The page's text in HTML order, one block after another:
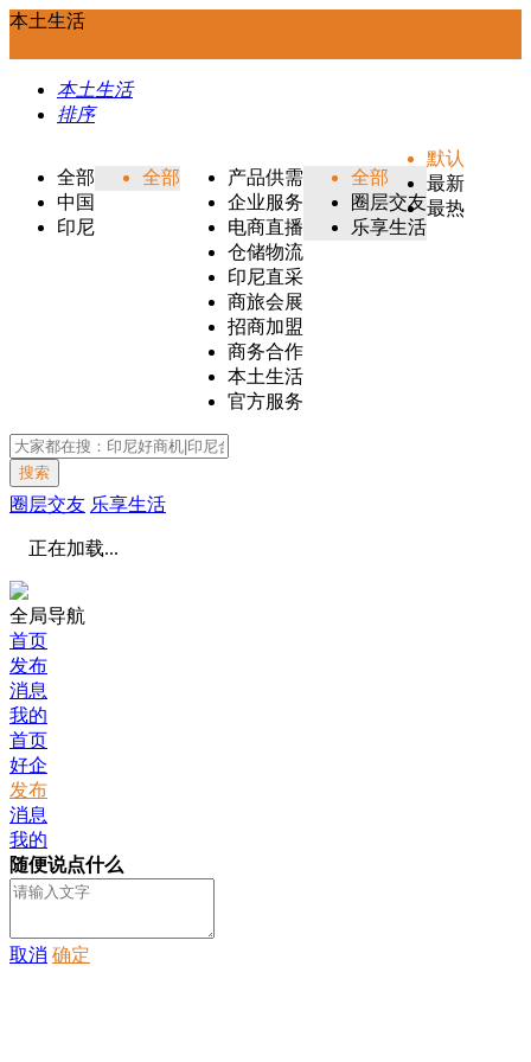
本土生活
本土生活
排序
全部
中国
印尼
全部
产品供需
企业服务
电商直播
仓储物流
印尼直采
商旅会展
招商加盟
商务合作
本土生活
官方服务
全部
圈层交友
乐享生活
默认
最新
最热
搜索
圈层交友 乐享生活
正在加载...
全局导航
首页
发布
消息
我的
首页
好企
发布
消息
我的
随便说点什么
取消 确定